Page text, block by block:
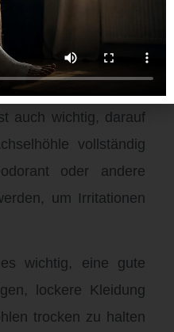
kann ebenfalls zu
führen. Es ist
Deodorants zu
empfindliche Haut
auch wichtig, darauf
vollständig
oder andere
um Irritationen
wichtig, eine gute
lockere Kleidung
trocken zu halten